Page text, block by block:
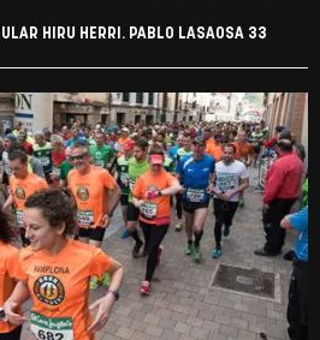
HIRU HERRI. PABLO LASAOSA 33